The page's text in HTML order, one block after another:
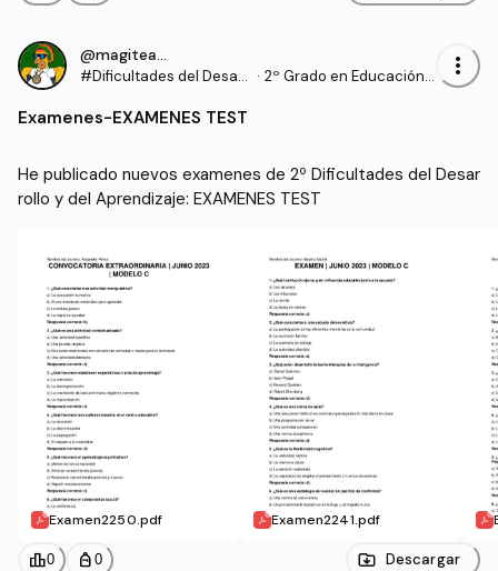
@magiteacher
#Dificultades del Desarr · 2º Grado en Educación P
more_vert
Examenes-EXAMENES TEST
He publicado nuevos examenes de 2º Dificultades del Desar
rollo y del Aprendizaje: EXAMENES TEST
Examen2250.pdf Examen2241.pdf
leaderboard0 personal_bag 0 Descargar